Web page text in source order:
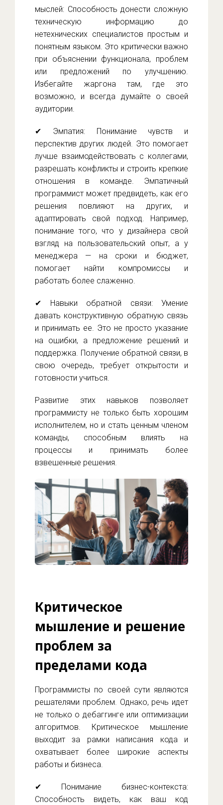
мыслей: Способность донести сложную
техническую информацию до
нетехнических специалистов простым и
понятным языком. Это критически важно
при объяснении функционала, проблем
или предложений по улучшению.
Избегайте жаргона там, где это
возможно, и всегда думайте о своей
аудитории.
✔ Эмпатия: Понимание чувств и
перспектив других людей. Это помогает
лучше взаимодействовать с коллегами,
разрешать конфликты и строить крепкие
отношения в команде. Эмпатичный
программист может предвидеть, как его
решения повлияют на других, и
адаптировать свой подход. Например,
понимание того, что у дизайнера свой
взгляд на пользовательский опыт, а у
менеджера — на сроки и бюджет,
помогает найти компромиссы и
работать более слаженно.
✔ Навыки обратной связи: Умение
давать конструктивную обратную связь
и принимать ее. Это не просто указание
на ошибки, а предложение решений и
поддержка. Получение обратной связи, в
свою очередь, требует открытости и
готовности учиться.
Развитие этих навыков позволяет
программисту не только быть хорошим
исполнителем, но и стать ценным членом
команды, способным влиять на
процессы и принимать более
взвешенные решения.
Критическое
мышление и решение
проблем за
пределами кода
Программисты по своей сути являются
решателями проблем. Однако, речь идет
не только о дебаггинге или оптимизации
алгоритмов. Критическое мышление
выходит за рамки написания кода и
охватывает более широкие аспекты
работы и бизнеса.
✔ Понимание бизнес-контекста:
Способность видеть, как ваш код